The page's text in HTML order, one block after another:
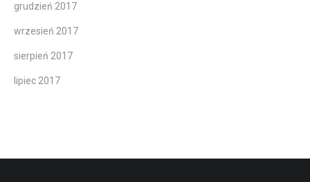
grudzień 2017
wrzesień 2017
sierpień 2017
lipiec 2017